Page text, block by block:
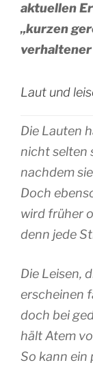
aktuellen
„kurzen
verhaltener
Laut und
Die Lauten
nicht selten
nachdem
Doch
wird früher
denn jede
Die Leisen,
erscheinen
doch bei
hält Atem
So kann ein